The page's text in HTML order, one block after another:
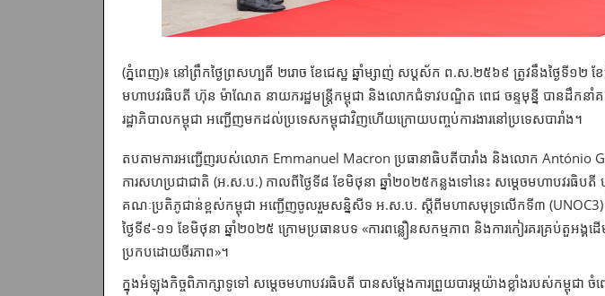
(ភ្នំពេញ)៖ នៅព្រឹកថ្ងៃព្រសហ្បតិ៍ ២រោច ខែជេស្ឋ ឆ្នាំម្សាញ់ សប្ដស័ក ព.ស.២៥៦៩ ត្រូវ​នឹងថ្ងៃទី១២ ខ
មហាបវរធិបតី ហ៊ុន ម៉ាណែត នាយករដ្ឋមន្ត្រីកម្ពុជា និងលោកជំទាវបណ្ឌិត ពេជ ចន្ទមុន្នី បានដឹកនាំ
រដ្ឋាភិបាលកម្ពុជា អញ្ជើញមកដល់ប្រទេសកម្ពុជាវិញ​ហើយក្រោយបញ្ចប់ការងារនៅប្រទេសបារាំង។
តបតាមការអញ្ជើញរបស់លោក Emmanuel Macron ប្រធានាធិបតីបារាំង និងលោក António
ការសហប្រជាជាតិ (អ.ស.ប.) កាលពីថ្ងៃទី៨ ខែមិថុនា ឆ្នាំ២០២៥កន្លងទៅនេះ សម្ដេចមហាបវរធិ
គណៈប្រតិភូជាន់ខ្ពស់កម្ពុជា អញ្ជើញ​ចូលរួមសន្និសីទ អ.ស.ប. ស្ដីពីមហាសមុទ្រលើកទី៣ (UNOC3)
ថ្ងៃទី៩-១១ ខែមិថុនា ឆ្នាំ២០២៥ ក្រោមប្រធានបទ «ការពន្លឿនសកម្មភាព និងការកៀរគរគ្រប់តួអង្គដ
ប្រកបដោយ​ចីរ​ភាព»។
ក្នុងអំឡុងកិច្ចពិភាក្សាទូទៅ សម្តេចមហាបវរធិបតី បានសម្តែងការព្រួយបារម្ភយ៉ាងខ្លាំងរបស់កម្ពុជា ចំ